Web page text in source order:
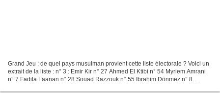
Grand Jeu : de quel pays musulman provient cette liste électorale ? Voici un
extrait de la liste : n° 3 : Emir Kir n° 27 Ahmed El Ktibi n° 54 Myriem Amrani
n° 7 Fadila Laanan n° 28 Souad Razzouk n° 55 Ibrahim Dönmez n° 8